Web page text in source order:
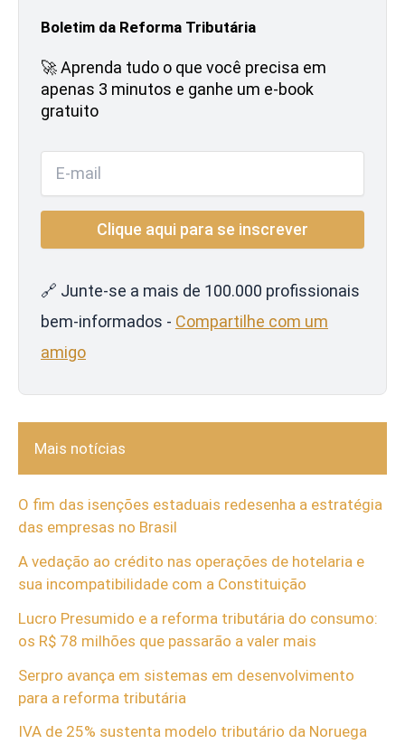
Boletim da Reforma Tributária
🚀 Aprenda tudo o que você precisa em
apenas 3 minutos e ganhe um e-book
gratuito
🔗 Junte-se a mais de 100.000 profissionais
bem-informados - Compartilhe com um
amigo
Mais notícias
O fim das isenções estaduais redesenha a estratégia
das empresas no Brasil
A vedação ao crédito nas operações de hotelaria e
sua incompatibilidade com a Constituição
Lucro Presumido e a reforma tributária do consumo:
os R$ 78 milhões que passarão a valer mais
Serpro avança em sistemas em desenvolvimento
para a reforma tributária
IVA de 25% sustenta modelo tributário da Noruega